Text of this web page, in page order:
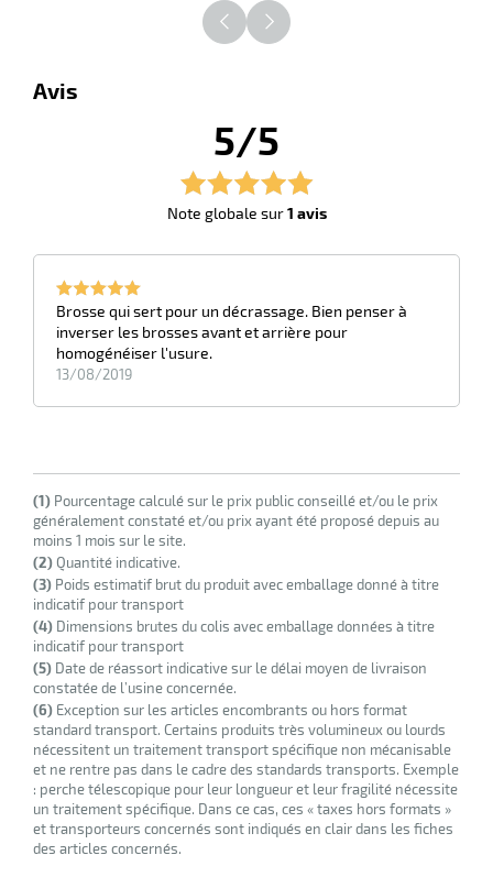
Avis
5/5
Note globale sur1 avis
Brosse qui sert pour un décrassage. Bien penser à
inverser les brosses avant et arrière pour
homogénéiser l'usure.
13/08/2019
(1) Pourcentage calculé sur le prix public conseillé et/ou le prix
généralement constaté et/ou prix ayant été proposé depuis au
moins 1 mois sur le site.
(2)Quantité indicative.
(3) Poids estimatif brut du produit avec emballage donné à titre
indicatif pour transport
(4) Dimensions brutes du colis avec emballage données à titre
indicatif pour transport
(5) Date de réassort indicative sur le délai moyen de livraison
constatée de l’usine concernée.
(6) Exception sur les articles encombrants ou hors format
standard transport. Certains produits très volumineux ou lourds
nécessitent un traitement transport spécifique non mécanisable
et ne rentre pas dans le cadre des standards transports. Exemple
: perche télescopique pour leur longueur et leur fragilité nécessite
un traitement spécifique. Dans ce cas, ces « taxes hors formats »
et transporteurs concernés sont indiqués en clair dans les fiches
des articles concernés.